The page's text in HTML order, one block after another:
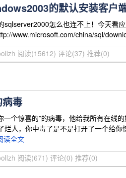
的默认安装客户
sqlserver2000怎么也连不上！今天看
www.microsoft.com/china/sql/
阅读(15612) 评论(37) 推荐(0)
毒
个惊喜的”的病毒，他给我所有在线
烂人，你中毒了是不是打开了一个给
读全文
阅读(671) 评论(0) 推荐(0)